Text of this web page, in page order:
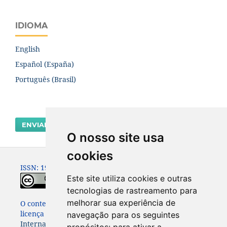
O nosso site usa
cookies
Este site utiliza cookies e outras
tecnologias de rastreamento para
melhorar sua experiência de
navegação para os seguintes
IDIOMA
English
Español (España)
Português (Brasil)
ENVIAR SUBMISSÃO
ISSN: 1980-0614
O conteúdo dessa Revista está publicado sob a
licença
Creative Commons Attribution 4.0
International License